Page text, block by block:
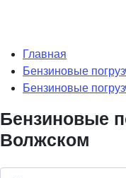
Главная
Бензиновые
Бензиновые
Бензиновые
Волжском